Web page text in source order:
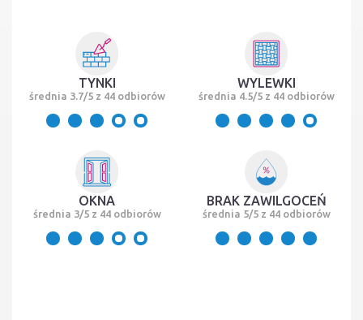
TYNKI
średnia 3.7/5 z 44 odbiorów
WYLEWKI
średnia 4.5/5 z 44 odbiorów
OKNA
średnia 3/5 z 44 odbiorów
BRAK ZAWILGOCEŃ
średnia 5/5 z 44 odbiorów